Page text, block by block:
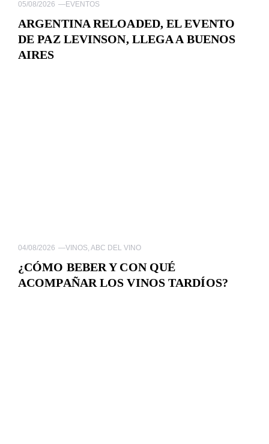
05/08/2026 —EVENTOS
ARGENTINA RELOADED, EL EVENTO
DE PAZ LEVINSON, LLEGA A BUENOS
AIRES
04/08/2026 —VINOS ABC DEL VINO
¿CÓMO BEBER Y CON QUÉ
ACOMPAÑAR LOS VINOS TARDÍOS?